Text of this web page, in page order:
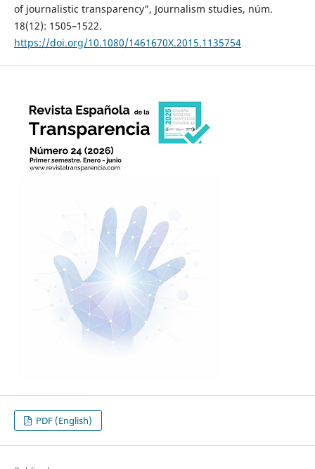
of journalistic transparency”, Journalism studies, núm.
18(12): 1505–1522.
https://doi.org/10.1080/1461670X.2015.1135754
PDF (English)